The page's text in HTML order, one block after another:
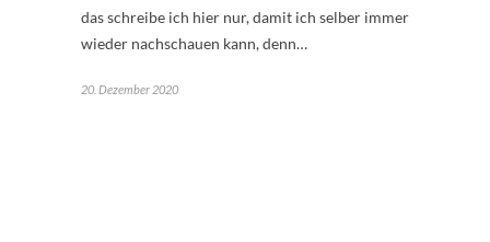
das schreibe ich hier nur, damit ich selber immer
wieder nachschauen kann, denn…
20. Dezember 2020